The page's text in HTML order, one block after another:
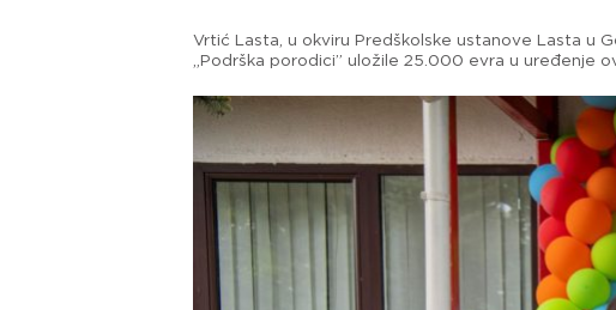
Vrtić Lasta, u okviru Predškolske ustanove Lasta u
„Podrška porodici” uložile 25.000 evra u uređenje